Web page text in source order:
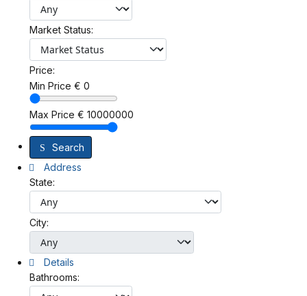
Market Status:
Price:
Min Price € 0
Max Price € 10000000
Search
Address
State:
City:
Details
Bathrooms: